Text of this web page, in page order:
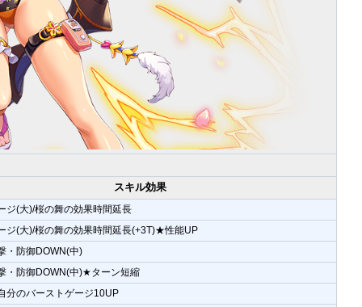
スキル効果
ジ(大)/桜の舞の効果時間延長
ジ(大)/桜の舞の効果時間延長(+3T)★性能UP
・防御DOWN(中)
・防御DOWN(中)★ターン短縮
分のバーストゲージ10UP